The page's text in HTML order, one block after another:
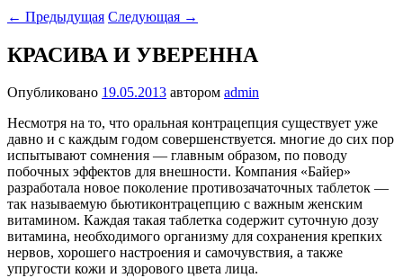
← Предыдущая Следующая →
КРАСИВА И УВЕРЕННА
Опубликовано 19.05.2013 автором admin
Несмотря на то, что оральная контрацепция существует уже
давно и с каждым годом совершенствуется. многие до сих пор
испытывают сомнения — главным образом, по поводу
побочных эффектов для внешности. Компания «Байер»
разработала новое поколение противозачаточных таблеток —
так называемую бьютиконтрацепцию с важным женским
витамином. Каждая такая таблетка содержит суточную дозу
витамина, необходимого организму для сохранения крепких
нервов, хорошего настроения и самочувствия, а также
упругости кожи и здорового цвета лица.